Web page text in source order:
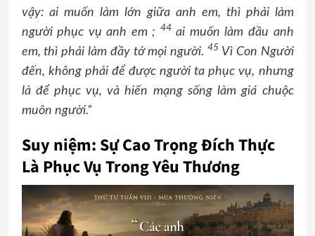
vậy: ai muốn làm lớn giữa anh em, thì phải làm
người phục vụ anh em ; 44ai muốn làm đầu anh
em, thì phải làm đầy tớ mọi người.45 Vì Con Người
đến, không phải để được người ta phục vụ, nhưng
là để phục vụ, và hiến mạng sống làm giá chuộc
muôn người.”
Suy niệm: Sự Cao Trọng Đích Thực
Là Phục Vụ Trong Yêu Thương